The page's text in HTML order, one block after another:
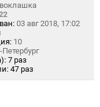
03 авг 2018, 17:02
10
7 раз
47 раз